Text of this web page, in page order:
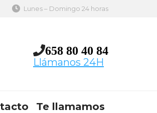
Lunes – Domingo 24 horas
658 80 40 84
Llámanos 24H
Te llamamos